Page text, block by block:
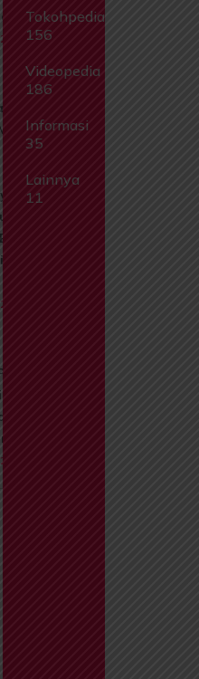
Kelas
MTs
dan
Tokohpedia
156
Videopedia
186
Informasi
35
Lainnya
11